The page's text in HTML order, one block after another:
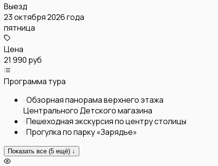
Выезд
23 октября 2026 года
пятница
Цена
21 990 руб
Программа тура
·Обзорная панорама верхнего этажа
Центрального Детского магазина
·Пешеходная экскурсия по центру столицы
·Прогулка по парку «Зарядье»
Показать все (5 ещё) ↓